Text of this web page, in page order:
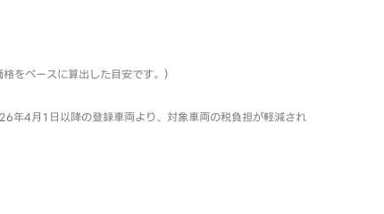
格をベースに算出した目安です。）
年4月1日以降の登録車両より、対象車両の税負担が軽減され